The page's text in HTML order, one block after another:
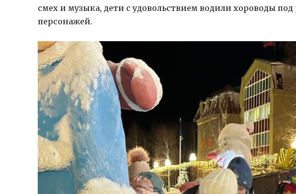
смех и музыка, дети с удовольствием водили хороводы
персонажей.